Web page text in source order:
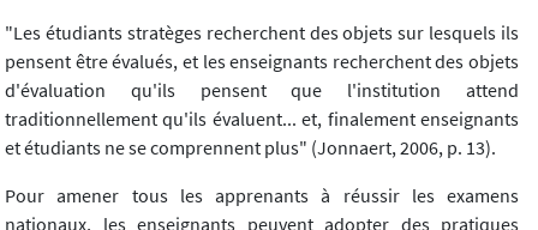
"Les étudiants stratèges recherchent des objets sur lesquels ils
pensent être évalués, et les enseignants recherchent des objets
d'évaluation qu'ils pensent que l'institution attend
traditionnellement qu'ils évaluent... et, finalement enseignants
et étudiants ne se comprennent plus" (Jonnaert, 2006, p. 13).
Pour amener tous les apprenants à réussir les examens
nationaux, les enseignants peuvent adopter des pratiques